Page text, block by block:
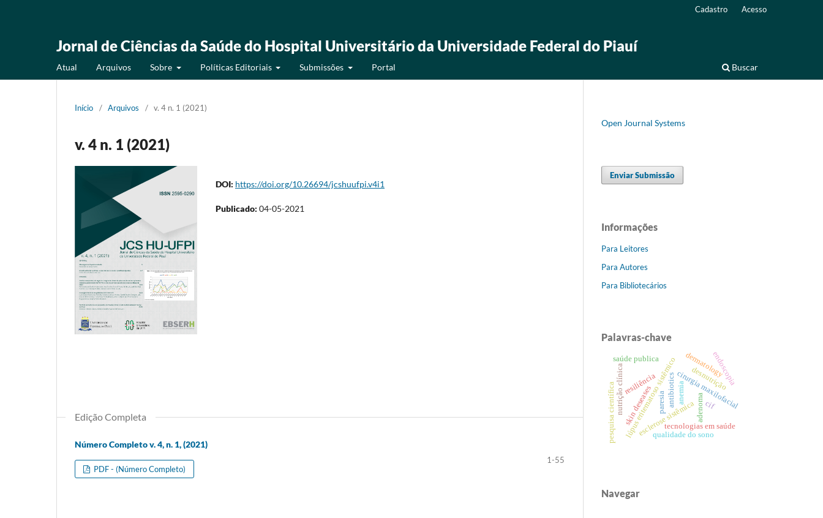
Jornal de Ciências da Saúde do Hospital Universitário da Universidade Federal do Piauí
Atual Arquivos Sobre Políticas Editoriais Submissões Portal Buscar
Cadastro Acesso
Início / Arquivos / v. 4 n. 1 (2021)
v. 4 n. 1 (2021)
DOI: https://doi.org/10.26694/jcshuufpi.v4i1
Publicado: 04-05-2021
Edição Completa
Número Completo v. 4, n. 1, (2021)
1-55
PDF - (Número Completo)
Open Journal Systems
Enviar Submissão
Informações
Para Leitores
Para Autores
Para Bibliotecários
Palavras-chave
adenoma
tecnologias em saúde
esclerose sistêmica
lúpus eritematoso sistêmico
resiliência cirurgia maxilofacial
nutrição clínica
saúde publica
paresiaantibiotics
qualidade do sono
cif
desnutrição
pesquisa científica anemia
endoscopia
skin deseases
dermatology
Navegar